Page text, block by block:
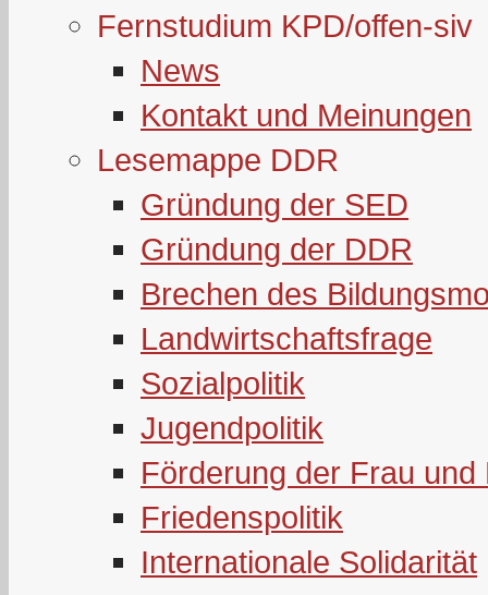
Fernstudium KPD/offen-siv
News
Kontakt und Meinungen
Lesemappe DDR
Gründung der SED
Gründung der DDR
Brechen des
Landwirtschaftsfrage
Sozialpolitik
Jugendpolitik
Förderung der Frau und
Friedenspolitik
Internationale Solidarität